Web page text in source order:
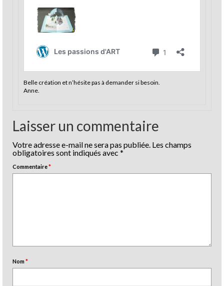
Belle création et n’hésite pas à demander si besoin.
Anne.
Laisser un commentaire
Votre adresse e-mail ne sera pas publiée. Les champs
obligatoires sont indiqués avec *
Commentaire*
Nom*